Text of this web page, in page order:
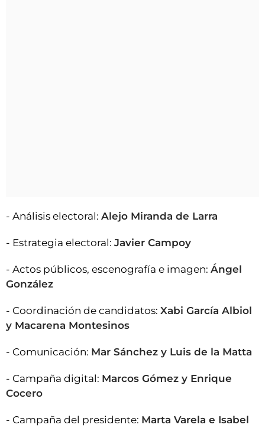
- Análisis electoral: Alejo Miranda de Larra
- Estrategia electoral: Javier Campoy
- Actos públicos, escenografía e imagen: Ángel
González
- Coordinación de candidatos: Xabi García Albiol
y Macarena Montesinos
- Comunicación: Mar Sánchez y Luis de la Matta
- Campaña digital: Marcos Gómez y Enrique
Cocero
- Campaña del presidente: Marta Varela e Isabel